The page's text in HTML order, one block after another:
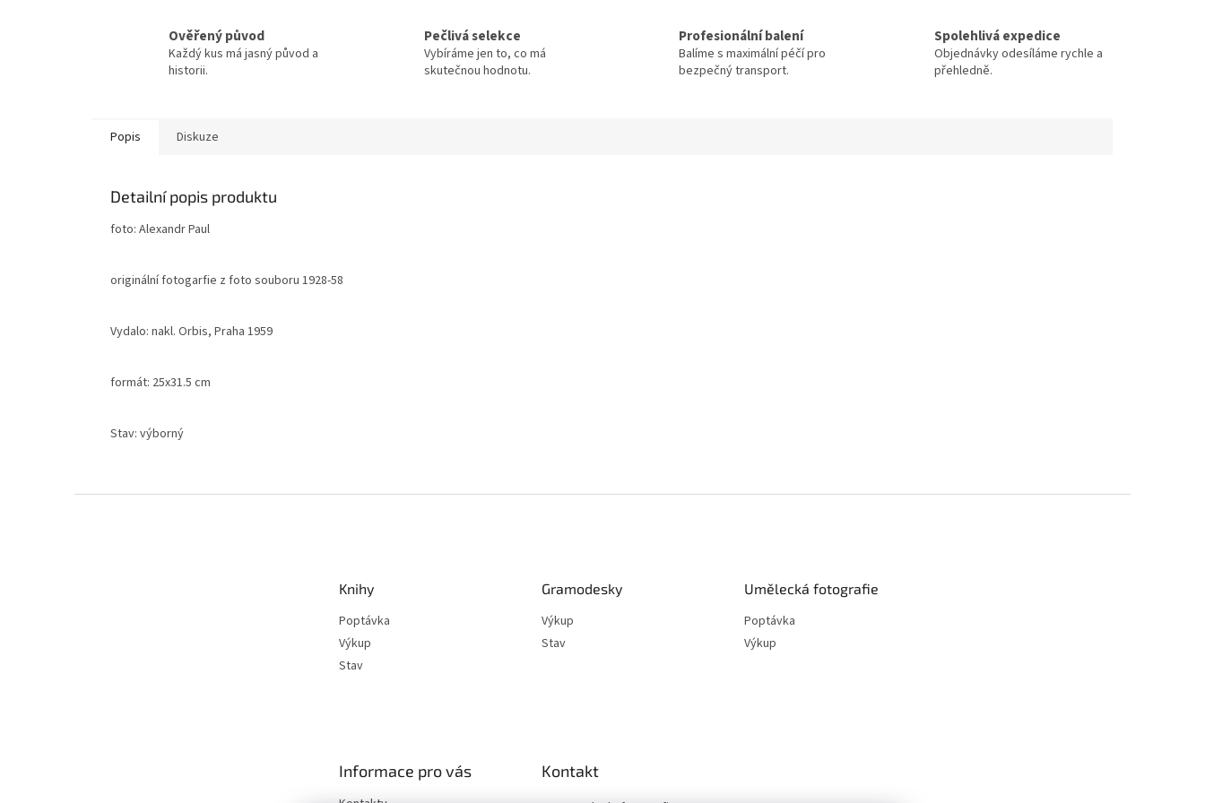
Ověřený původ
Každý kus má jasný původ a
historii.
Pečlivá selekce
Vybíráme jen to, co má
skutečnou hodnotu.
Profesionální balení
Balíme s maximální péčí pro
bezpečný transport.
Spolehlivá expedice
Objednávky odesíláme rychle a
přehledně.
Popis Diskuze
Detailní popis produktu
foto: Alexandr Paul
originální fotogarfie z foto souboru 1928-58
Vydalo: nakl. Orbis, Praha 1959
formát: 25x31.5 cm
Stav: výborný
Knihy
Poptávka
Výkup
Stav
Gramodesky
Výkup
Stav
Umělecká fotografie
Poptávka
Výkup
Informace pro vás Kontakt